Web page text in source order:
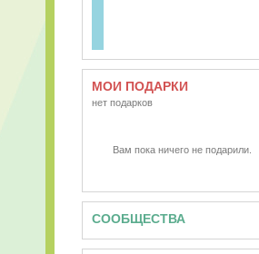
МОИ ПОДАРКИ
нет подарков
Вам пока ничего не подарили.
СООБЩЕСТВА